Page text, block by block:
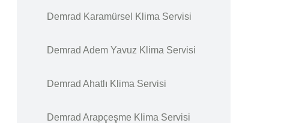
Demrad Karamürsel Klima Servisi
Demrad Adem Yavuz Klima Servisi
Demrad Ahatlı Klima Servisi
Demrad Arapçeşme Klima Servisi